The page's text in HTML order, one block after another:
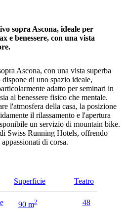
sopra Ascona, ideale per
e benessere, con una vista
Ascona, con una vista superba
di uno spazio ideale,
adatto per seminari in
al benessere fisico che mentale.
l'atmosfera della casa, la posizione
il rilassamento e l'apertura
un servizio di mountain bike.
Swiss Running Hotels, offrendo
di corsa.
Superficie Teatro
90 m2 48